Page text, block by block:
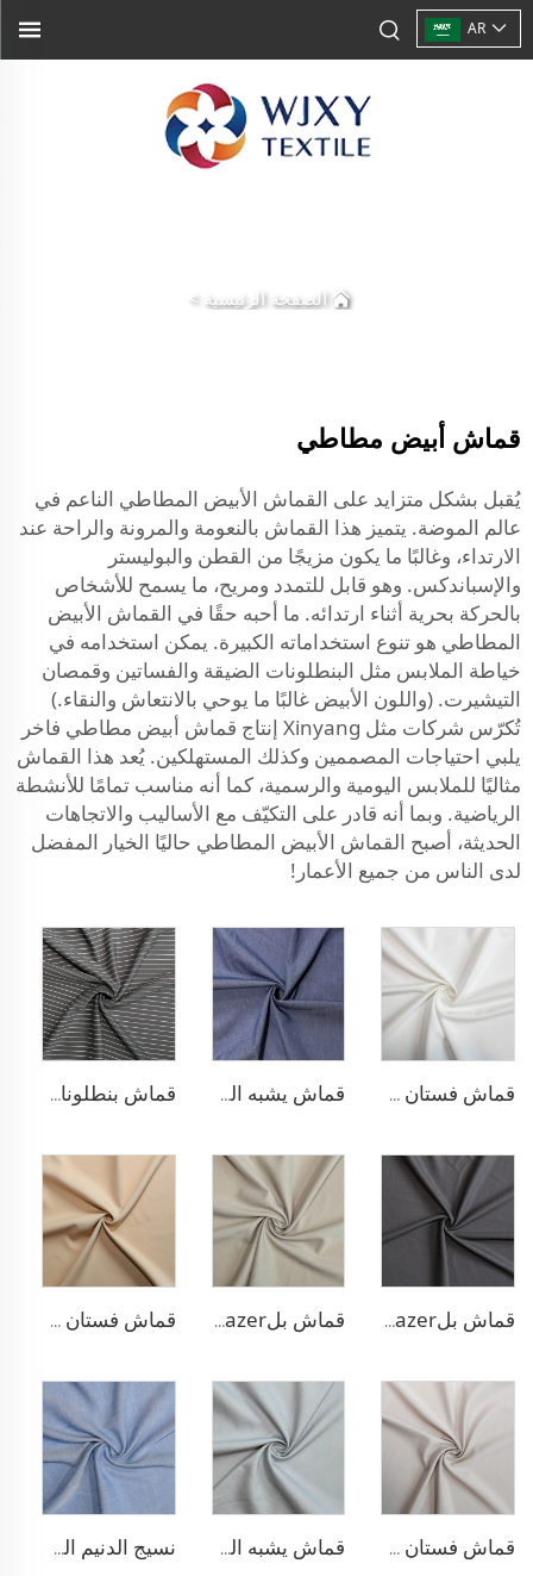
AR
الصفحة الرئيسية >
قماش أبيض مطاطي
يُقبل بشكل متزايد على القماش الأبيض المطاطي الناعم في
عالم الموضة. يتميز هذا القماش بالنعومة والمرونة والراحة عند
الارتداء، وغالبًا ما يكون مزيجًا من القطن والبوليستر
والإسباندكس. وهو قابل للتمدد ومريح، ما يسمح للأشخاص
بالحركة بحرية أثناء ارتدائه. ما أحبه حقًا في القماش الأبيض
المطاطي هو تنوع استخداماته الكبيرة. يمكن استخدامه في
خياطة الملابس مثل البنطلونات الضيقة والفساتين وقمصان
التيشيرت. (واللون الأبيض غالبًا ما يوحي بالانتعاش والنقاء.)
تُكرّس شركات مثل Xinyang إنتاج قماش أبيض مطاطي فاخر
يلبي احتياجات المصممين وكذلك المستهلكين. يُعد هذا القماش
مثاليًا للملابس اليومية والرسمية، كما أنه مناسب تمامًا للأنشطة
الرياضية. وبما أنه قادر على التكيّف مع الأساليب والاتجاهات
الحديثة، أصبح القماش الأبيض المطاطي حاليًا الخيار المفضل
لدى الناس من جميع الأعمار!
قماش فستان مطاطي من البوليستر والرايون قماش يشبه الدنيم من البوليستر والرايون قماش بنطلونات بأسلوب التريكو من مادة TR
قماش بلazer مطاطي من مادة TR قماش بلazer بتصميم الحبّار من مادة TR قماش فستان منسوج مزدوج من مادة TR
قماش فستان منسوج مزدوج من مادة TR قماش يشبه الدنيم المطاطي من مادة TR نسيج الدنيم المشابه للبولي ليوسيل